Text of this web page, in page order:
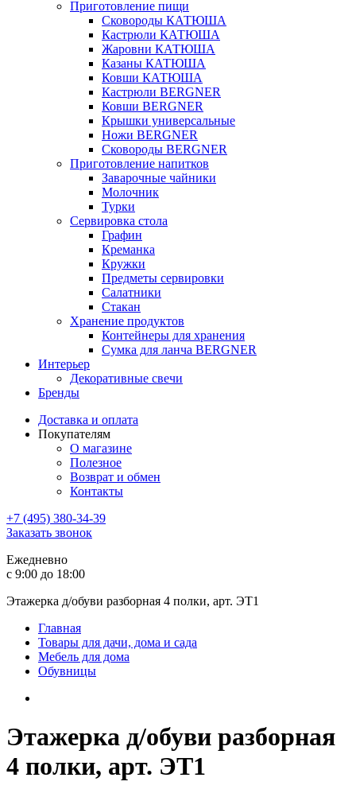
Приготовление пищи
Сковороды КАТЮША
Кастрюли КАТЮША
Жаровни КАТЮША
Казаны КАТЮША
Ковши КАТЮША
Кастрюли BERGNER
Ковши BERGNER
Крышки универсальные
Ножи BERGNER
Сковороды BERGNER
Приготовление напитков
Заварочные чайники
Молочник
Турки
Сервировка стола
Графин
Креманка
Кружки
Предметы сервировки
Салатники
Стакан
Хранение продуктов
Контейнеры для хранения
Сумка для ланча BERGNER
Интерьер
Декоративные свечи
Бренды
Доставка и оплата
Покупателям
О магазине
Полезное
Возврат и обмен
Контакты
+7 (495) 380-34-39
Заказать звонок
Ежедневно
с 9:00 до 18:00
Этажерка д/обуви разборная 4 полки, арт. ЭТ1
Главная
Товары для дачи, дома и сада
Мебель для дома
Обувницы
Этажерка д/обуви разборная
4 полки, арт. ЭТ1